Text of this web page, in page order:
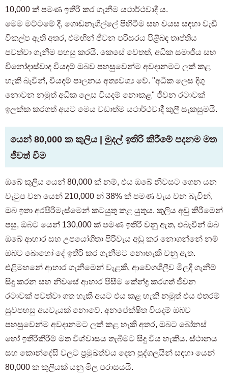
10,000 ක් පමණ ඉතිරි කර ගැනීම යථාර්ථවාදී ය.
මෙම මට්ටමේ දී, ගොඩනැගිල්ලේ පිහිටීම සහ වයස සඳහා වැඩි
විකල්ප ඇති අතර, එමඟින් ජීවන පරිසරය පිළිබඳ තෘප්තිය
පවත්වා ගැනීම පහසු කරයි. කෙසේ වෙතත්, අධික සමාජීය සහ
විනෝදාස්වාද වියදම් ඔබව පහසුවෙන්ම අවදානමට ලක් කළ
හැකි බැවින්, වියදම් පාලනය අත්‍යවශ්‍ය වේ. "අධික ලෙස දිගු
නොවන නමුත් අධික ලෙස වියදම් නොකළ" ජීවන රටාවක්
ඉලක්ක කරගත් අයට මෙය වඩාත්ම යථාර්ථවාදී කුලී සැකසුමයි.
යෙන් 80,000 ක කුලිය | මුදල් ඉතිරි කිරීමේ පදනම මත
ජීවත් වීම
ඔබේ කුලිය යෙන් 80,000 ක් නම්, එය ඔබේ නිවසට ගෙන යන
වැටුප වන යෙන් 210,000 න් 38% ක් පමණ වැය වන බැවින්,
ඔබ ඉතා අරපිරිමැස්මෙන් කටයුතු කළ යුතුය. කුලිය අඩු කිරීමෙන්
පසු, ඔබට යෙන් 130,000 ක් පමණ ඉතිරි වනු ඇත, එබැවින් ඔබ
ඔබේ ආහාර සහ උපයෝගිතා පිරිවැය අඩු කර නොගන්නේ නම්
ඔබට බොහෝ දේ ඉතිරි කර ගැනීමට නොහැකි වනු ඇත.
එළිමහනේ ආහාර ගැනීමෙන් වැළකී, ආවේගශීලීව මිලදී ගැනීම්
සිදු කරන සහ නිවසේ ආහාර පිසීම කේන්ද්‍ර කරගත් ජීවන
රටාවක් පවත්වා ගත හැකි අයට එය කළ හැකි නමුත් එය එතරම්
සුවපහසු අයවැයක් නොවේ. අනපේක්ෂිත වියදම් ඔබව
පහසුවෙන්ම අවදානමට ලක් කළ හැකි අතර, ඔබට බෝනස්
හෝ ඉතිරිකිරීම් මත විශ්වාසය තැබීමට සිදු විය හැකිය. ස්ථානය
සහ කොන්දේසි වලට ප්‍රමුඛත්වය දෙන පුද්ගලයින් සඳහා යෙන්
80,000 ක කුලියක් යනු මිල පරාසයයි.